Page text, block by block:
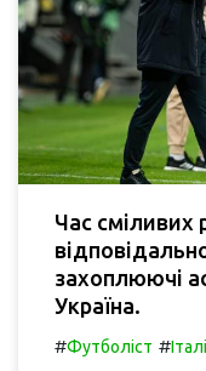
Час сміливих
захоплюючі
Україна.
#Футболіст #